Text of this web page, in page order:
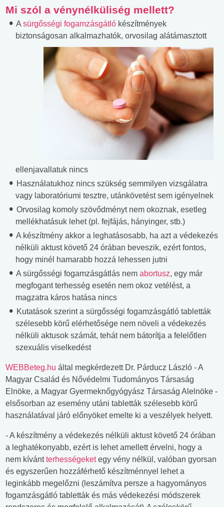
Mi szól a vénynélküliség mellett?
A sürgősségi fogamzásgátló készítmények
biztonságosan alkalmazhatók, orvosilag alátámasztott
ellenjavallatuk nincs
Használatukhoz nincs szükség semmilyen vizsgálatra
vagy laboratóriumi tesztre, utánkövetést sem igényelnek
Orvosilag komoly szövődményt nem okoznak, esetleg
mellékhatásuk lehet (pl. fejfájás, hányinger, stb.)
A készítmény akkor a leghatásosabb, ha azt a védekezés
nélküli aktust követő 24 órában beveszik, ezért fontos,
hogy minél hamarabb hozzá lehessen jutni
A sürgősségi fogamzásgátlás nem abortusz, egy már
megfogant terhesség esetén nem okoz vetélést, a
magzatra káros hatása nincs
Kutatások szerint a sürgősségi fogamzásgátló tabletták
szélesebb körű elérhetősége nem növeli a védekezés
nélküli aktusok számát, tehát nem bátorítja a felelőtlen
szexuális viselkedést
WEBBeteg.hu által megkérdezett Dr. Párducz László - A
Magyar Család és Nővédelmi Tudományos Társaság
Elnöke, a Magyar Gyermeknőgyógyász Társaság Alelnöke -
elsősorban az esemény utáni tabletták szélesebb körű
használatával járó előnyöket emelte ki a veszélyek helyett.
- A készítmény a védekezés nélküli aktust követő 24 órában
a leghatékonyabb, ezért is lehet amellett érvelni, hogy a
nem kívántterhességeketegy vény nélkül, valóban gyorsan
és egyszerűen hozzáférhető készítménnyel lehet a
leginkább megelőzni (leszámítva persze a hagyományos
fogamzásgátló tabletták és más védekezési módszerek